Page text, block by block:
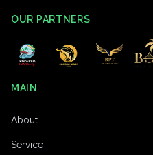
OUR PARTNERS
MAIN
About
Service